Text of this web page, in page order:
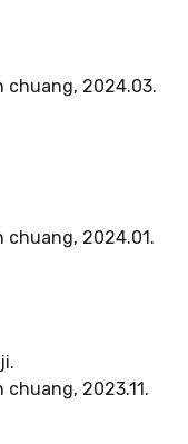
chuang, 2024.03.
chuang, 2024.01.
2023.11.